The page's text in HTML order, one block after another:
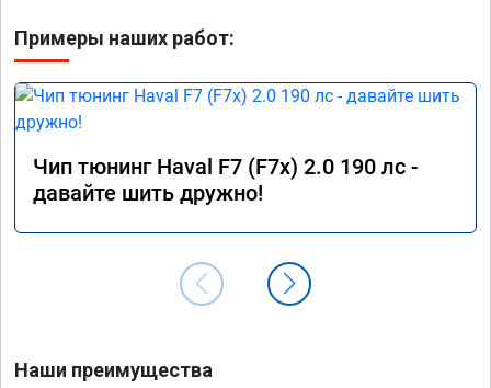
Примеры наших работ:
Чип тюнинг Haval F7 (F7x) 2.0 190 лс -
давайте шить дружно!
Наши преимущества